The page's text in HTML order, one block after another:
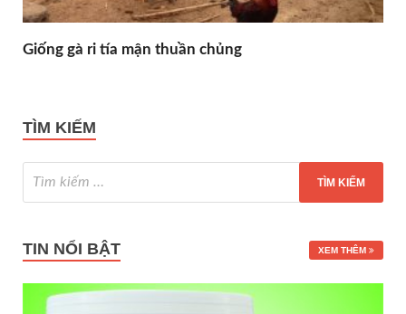
Giống gà ri tía mận thuần chủng
TÌM KIẾM
TIN NỔI BẬT XEM THÊM